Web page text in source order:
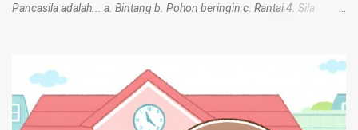
Pancasila adalah... a. Bintang b. Pohon beringin c. Rantai 4. Sila
yang adil dan beradab b. Persatuan Indonesia c. Ketuhanan Yang
Maha Esa 6. Rantai emas melambangkan sila ke... a. Kedua b. Kelima
c. Pertama 7. Garuda Pancasila adalah... a. Hewan peliharaan b.
Lambang negara c. Lagu daerah 8. Nilai sila kedua Pancasila bisa